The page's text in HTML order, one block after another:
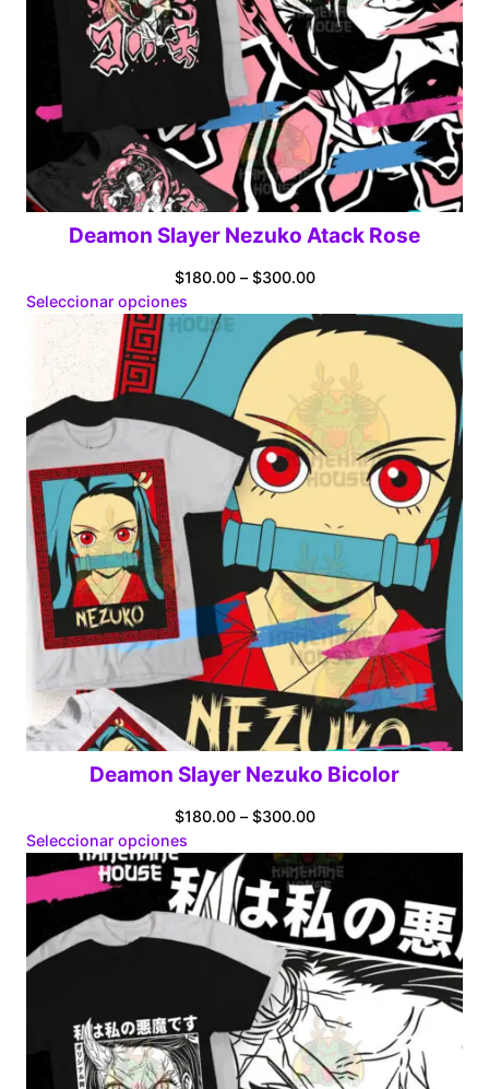
Deamon Slayer Nezuko Atack Rose
$180.00 – $300.00Price
Seleccionar opciones
Deamon Slayer Nezuko Bicolor
$180.00 – $300.00Price
$180.00
through
$300.00
Seleccionar opciones